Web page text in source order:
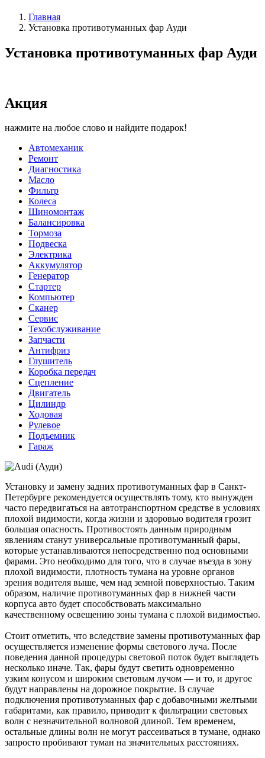
Главная
Установка противотуманных фар Ауди
Установка противотуманных фар Ауди
Акция
нажмите на любое слово и найдите подарок!
Автомеханик
Ремонт
Диагностика
Масло
Фильтр
Колеса
Шиномонтаж
Балансировка
Тормоза
Подвеска
Электрика
Аккумулятор
Генератор
Стартер
Компьютер
Сканер
Сервис
Техобслуживание
Запчасти
Антифриз
Глушитель
Коробка передач
Сцепление
Двигатель
Цилиндр
Ходовая
Рулевое
Подъемник
Гараж
Установку и замену задних противотуманных фар в Санкт-
Петербурге рекомендуется осуществлять тому, кто вынужден
часто передвигаться на автотранспортном средстве в условиях
плохой видимости, когда жизни и здоровью водителя грозит
большая опасность. Противостоять данным природным
явлениям станут универсальные противотуманный фары,
которые устанавливаются непосредственно под основными
фарами. Это необходимо для того, что в случае въезда в зону
плохой видимости, плотность тумана на уровне органов
зрения водителя выше, чем над земной поверхностью. Таким
образом, наличие противотуманных фар в нижней части
корпуса авто будет способствовать максимально
качественному освещению зоны тумана с плохой видимостью.
Стоит отметить, что вследствие замены противотуманных фар
осуществляется изменение формы светового луча. После
поведения данной процедуры световой поток будет выглядеть
несколько иначе. Так, фары будут светить одновременно
узким конусом и широким световым лучом — и то, и другое
будут направлены на дорожное покрытие. В случае
подключения противотуманных фар с добавочными желтыми
габаритами, как правило, приводит к фильтрации световых
волн с незначительной волновой длиной. Тем временем,
остальные длины волн не могут рассеиваться в тумане, однако
запросто пробивают туман на значительных расстояниях.